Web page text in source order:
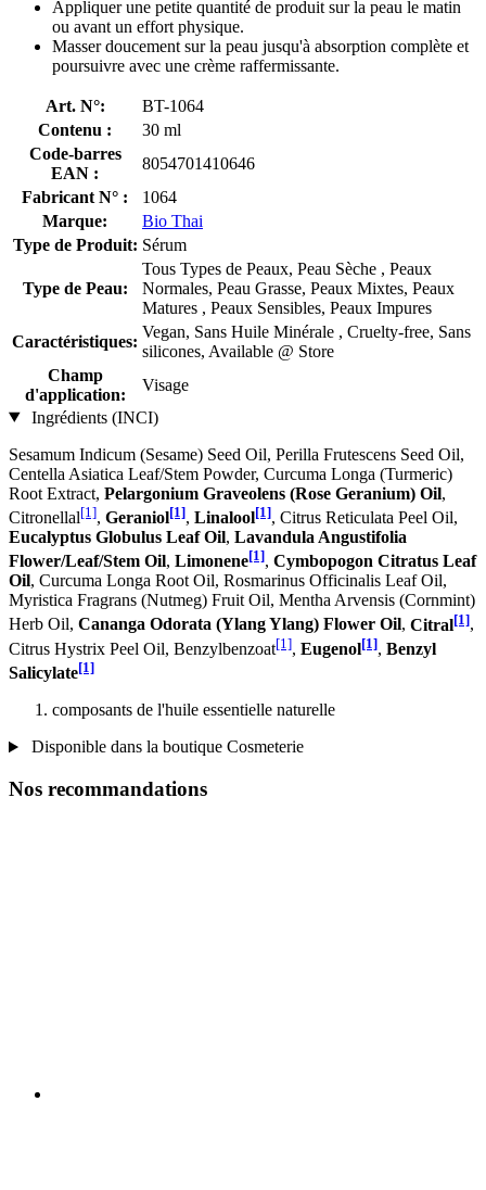
Appliquer une petite quantité de produit sur la peau le matin
ou avant un effort physique.
Masser doucement sur la peau jusqu'à absorption complète et
poursuivre avec une crème raffermissante.
Art. N°:
BT-1064
Contenu :
30 ml
Code-barres
EAN :
8054701410646
Fabricant N° :
1064
Marque:
Bio Thai
Type de Produit: Sérum
Type de Peau:
Tous Types de Peaux, Peau Sèche , Peaux
Normales, Peau Grasse, Peaux Mixtes, Peaux
Matures , Peaux Sensibles, Peaux Impures
Caractéristiques:
Vegan, Sans Huile Minérale , Cruelty-free, Sans
silicones, Available @ Store
Champ
d'application:
Visage
Ingrédients (INCI)
Sesamum Indicum (Sesame) Seed Oil, Perilla Frutescens Seed Oil,
Centella Asiatica Leaf/Stem Powder, Curcuma Longa (Turmeric)
Root Extract, Pelargonium Graveolens (Rose Geranium) Oil,
Citronellal[1], Geraniol[1], Linalool[1], Citrus Reticulata Peel Oil,
Eucalyptus Globulus Leaf Oil, Lavandula Angustifolia
Flower/Leaf/Stem Oil, Limonene[1], Cymbopogon Citratus Leaf
Oil, Curcuma Longa Root Oil, Rosmarinus Officinalis Leaf Oil,
Myristica Fragrans (Nutmeg) Fruit Oil, Mentha Arvensis (Cornmint)
Herb Oil, Cananga Odorata (Ylang Ylang) Flower Oil, Citral[1],
Citrus Hystrix Peel Oil, Benzylbenzoat[1], Eugenol[1], Benzyl
Salicylate[1]
composants de l'huile essentielle naturelle
Disponible dans la boutique Cosmeterie
Nos recommandations